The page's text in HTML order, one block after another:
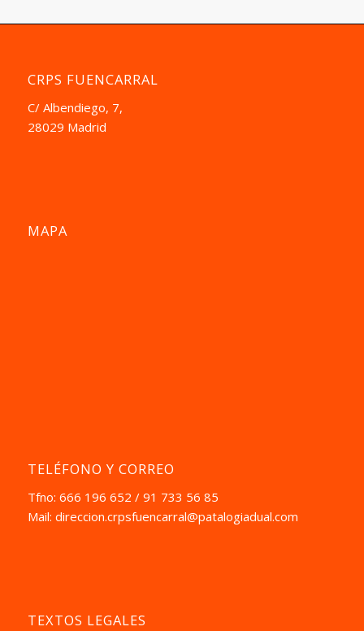
CRPS FUENCARRAL
C/ Albendiego, 7,
28029 Madrid
MAPA
TELÉFONO Y CORREO
Tfno: 666 196 652 / 91 733 56 85
Mail: direccion.crpsfuencarral@patalogiadual.com
TEXTOS LEGALES